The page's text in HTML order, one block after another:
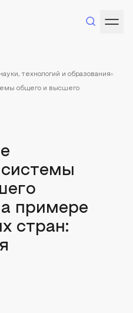
технологий и образования
общего и высшего
примере
стран: